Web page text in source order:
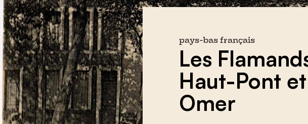
pays-bas français
Les
Haut-Pont
Omer